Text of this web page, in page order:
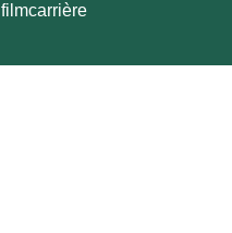
filmcarrière